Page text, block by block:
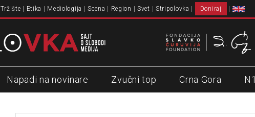
Tržište Etika Mediologija Scena Region Svet Stripolovka Doniraj
Napadi na novinare Zvučni top Crna Gora N1